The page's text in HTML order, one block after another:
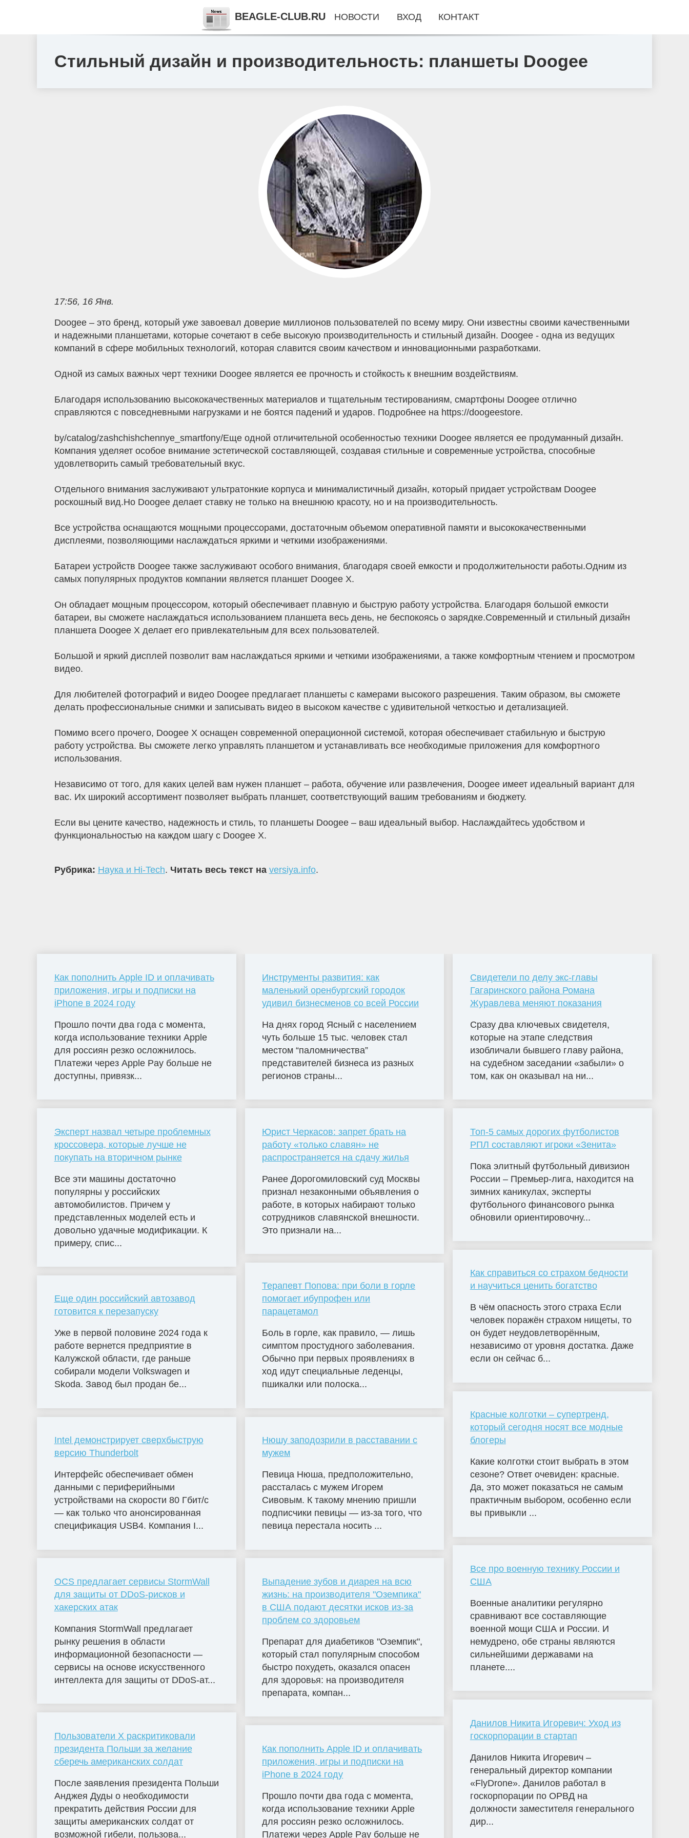
Стильный дизайн и производительность: планшеты Doogee
17:56, 16 Янв.
Doogee – это бренд, который уже завоевал доверие миллионов пользователей по всему миру. Они известны своими качественными
и надежными планшетами, которые сочетают в себе высокую производительность и стильный дизайн. Doogee - одна из ведущих
компаний в сфере мобильных технологий, которая славится своим качеством и инновационными разработками.
Одной из самых важных черт техники Doogee является ее прочность и стойкость к внешним воздействиям.
Благодаря использованию высококачественных материалов и тщательным тестированиям, смартфоны Doogee отлично
справляются с повседневными нагрузками и не боятся падений и ударов. Подробнее на https://doogeestore.
by/catalog/zashchishchennye_smartfony/Еще одной отличительной особенностью техники Doogee является ее продуманный дизайн.
Компания уделяет особое внимание эстетической составляющей, создавая стильные и современные устройства, способные
удовлетворить самый требовательный вкус.
Отдельного внимания заслуживают ультратонкие корпуса и минималистичный дизайн, который придает устройствам Doogee
роскошный вид.Но Doogee делает ставку не только на внешнюю красоту, но и на производительность.
Все устройства оснащаются мощными процессорами, достаточным объемом оперативной памяти и высококачественными
дисплеями, позволяющими наслаждаться яркими и четкими изображениями.
Батареи устройств Doogee также заслуживают особого внимания, благодаря своей емкости и продолжительности работы.Одним из
самых популярных продуктов компании является планшет Doogee X.
Он обладает мощным процессором, который обеспечивает плавную и быструю работу устройства. Благодаря большой емкости
батареи, вы сможете наслаждаться использованием планшета весь день, не беспокоясь о зарядке.Современный и стильный дизайн
планшета Doogee X делает его привлекательным для всех пользователей.
Большой и яркий дисплей позволит вам наслаждаться яркими и четкими изображениями, а также комфортным чтением и просмотром
видео.
Для любителей фотографий и видео Doogee предлагает планшеты с камерами высокого разрешения. Таким образом, вы сможете
делать профессиональные снимки и записывать видео в высоком качестве с удивительной четкостью и детализацией.
Помимо всего прочего, Doogee X оснащен современной операционной системой, которая обеспечивает стабильную и быструю
работу устройства. Вы сможете легко управлять планшетом и устанавливать все необходимые приложения для комфортного
использования.
Независимо от того, для каких целей вам нужен планшет – работа, обучение или развлечения, Doogee имеет идеальный вариант для
вас. Их широкий ассортимент позволяет выбрать планшет, соответствующий вашим требованиям и бюджету.
Если вы цените качество, надежность и стиль, то планшеты Doogee – ваш идеальный выбор. Наслаждайтесь удобством и
функциональностью на каждом шагу с Doogee X.
Рубрика: Наука и Hi-Tech. Читать весь текст на versiya.info.
Как пополнить Apple ID и оплачивать
приложения, игры и подписки на
iPhone в 2024 году
Прошло почти два года с момента,
когда использование техники Apple
для россиян резко осложнилось.
Платежи через Apple Pay больше не
доступны, привязк...
Эксперт назвал четыре проблемных
кроссовера, которые лучше не
покупать на вторичном рынке
Все эти машины достаточно
популярны у российских
автомобилистов. Причем у
представленных моделей есть и
довольно удачные модификации. К
примеру, спис...
Еще один российский автозавод
готовится к перезапуску
Уже в первой половине 2024 года к
работе вернется предприятие в
Калужской области, где раньше
собирали модели Volkswagen и
Skoda. Завод был продан бе...
Intel демонстрирует сверхбыструю
версию Thunderbolt
Интерфейс обеспечивает обмен
данными с периферийными
устройствами на скорости 80 Гбит/с
— как только что анонсированная
спецификация USB4. Компания I...
OCS предлагает сервисы StormWall
для защиты от DDoS-рисков и
хакерских атак
Компания StormWall предлагает
рынку решения в области
информационной безопасности —
сервисы на основе искусственного
интеллекта для защиты от DDoS-ат...
Пользователи X раскритиковали
президента Польши за желание
сберечь американских солдат
После заявления президента Польши
Анджея Дуды о необходимости
прекратить действия России для
защиты американских солдат от
возможной гибели, пользова...
Инструменты развития: как
маленький оренбургский городок
удивил бизнесменов со всей России
На днях город Ясный с населением
чуть больше 15 тыс. человек стал
местом “паломничества”
представителей бизнеса из разных
регионов страны...
Юрист Черкасов: запрет брать на
работу «только славян» не
распространяется на сдачу жилья
Ранее Дорогомиловский суд Москвы
признал незаконными объявления о
работе, в которых набирают только
сотрудников славянской внешности.
Это признали на...
Терапевт Попова: при боли в горле
помогает ибупрофен или
парацетамол
Боль в горле, как правило, — лишь
симптом простудного заболевания.
Обычно при первых проявлениях в
ход идут специальные леденцы,
пшикалки или полоска...
Нюшу заподозрили в расставании с
мужем
Певица Нюша, предположительно,
рассталась с мужем Игорем
Сивовым. К такому мнению пришли
подписчики певицы — из-за того, что
певица перестала носить ...
Выпадение зубов и диарея на всю
жизнь: на производителя "Оземпика"
в США подают десятки исков из-за
проблем со здоровьем
Препарат для диабетиков "Оземпик",
который стал популярным способом
быстро похудеть, оказался опасен
для здоровья: на производителя
препарата, компан...
Как пополнить Apple ID и оплачивать
приложения, игры и подписки на
iPhone в 2024 году
Прошло почти два года с момента,
когда использование техники Apple
для россиян резко осложнилось.
Платежи через Apple Pay больше не
Свидетели по делу экс-главы
Гагаринского района Романа
Журавлева меняют показания
Сразу два ключевых свидетеля,
которые на этапе следствия
изобличали бывшего главу района,
на судебном заседании «забыли» о
том, как он оказывал на ни...
Топ-5 самых дорогих футболистов
РПЛ составляют игроки «Зенита»
Пока элитный футбольный дивизион
России – Премьер-лига, находится на
зимних каникулах, эксперты
футбольного финансового рынка
обновили ориентировочну...
Как справиться со страхом бедности
и научиться ценить богатство
В чём опасность этого страха Если
человек поражён страхом нищеты, то
он будет неудовлетворённым,
независимо от уровня достатка. Даже
если он сейчас б...
Красные колготки – супертренд,
который сегодня носят все модные
блогеры
Какие колготки стоит выбрать в этом
сезоне? Ответ очевиден: красные.
Да, это может показаться не самым
практичным выбором, особенно если
вы привыкли ...
Все про военную технику России и
США
Военные аналитики регулярно
сравнивают все составляющие
военной мощи США и России. И
немудрено, обе страны являются
сильнейшими державами на
планете....
Данилов Никита Игоревич: Уход из
госкорпорации в стартап
Данилов Никита Игоревич –
генеральный директор компании
«FlyDrone». Данилов работал в
госкорпорации по ОРВД на
должности заместителя генерального
дир...
BEAGLE-CLUB.RU НОВОСТИ ВХОД КОНТАКТ